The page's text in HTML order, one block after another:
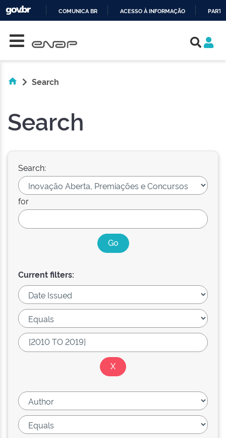
COMUNICA BR ACESSO À INFORMAÇÃO
Search
Search
Search:
for
Current filters: